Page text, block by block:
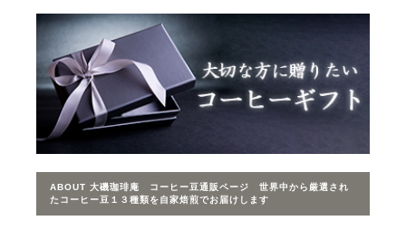
ABOUT 大磯珈琲庵 コーヒー豆通販ページ 世界中から厳選され
たコーヒー豆１３種類を自家焙煎でお届けします